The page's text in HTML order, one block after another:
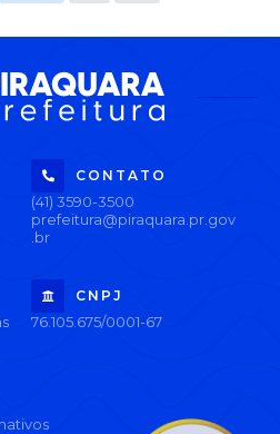
CONTATO
(41) 3590-3500
prefeitura@piraquara.pr.gov
.br
CNPJ
76.105.675/0001-67